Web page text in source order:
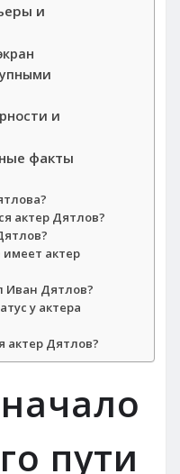
и
и
факты
актер Дятлов?
имеет актер
Иван Дятлов?
у актера
актер Дятлов?
пути